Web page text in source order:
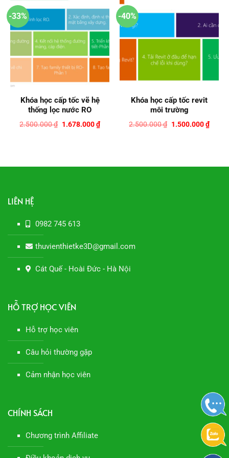
-33%
Khóa học cấp tốc vẽ hệ
thống lọc nước RO
2.500.000₫ Giá
1.678.000₫Giá
hiện
-40%
Khóa học cấp tốc revit
môi trường
2.500.000₫ Giá
1.500.000₫Giá
hiện
LIÊN HỆ
0982 745 613
thuvienthietke3D@gmail.com
Cát Quế - Hoài Đức - Hà Nội
HỖ TRỢ HỌC VIÊN
Hỗ trợ học viên
Câu hỏi thường gặp
Cảm nhận học viên
CHÍNH SÁCH
Chương trình Affiliate